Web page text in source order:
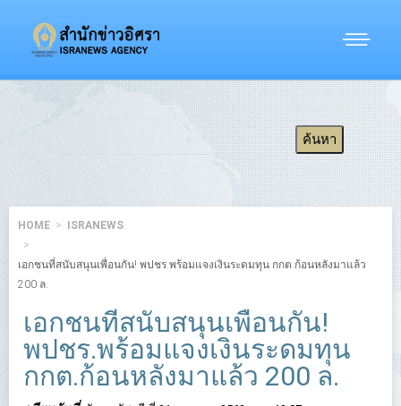
HOME ISRANEWS
เอกชนที่สนับสนุนเพื่อนกัน! พปชร.พร้อมแจงเงินระดมทุน กกต.ก้อนหลังมาแล้ว
200 ล.
เอกชนที่สนับสนุนเพื่อนกัน!
พปชร.พร้อมแจงเงินระดมทุน
กกต.ก้อนหลังมาแล้ว 200 ล.